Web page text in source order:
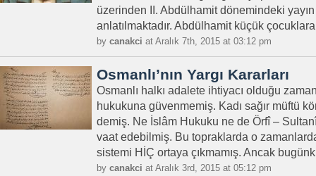
üzerinden II. Abdülhamit dönemindeki
anlatılmaktadır. Abdülhamit küçük
by canakci at Aralık 7th, 2015 at 03:12 pm
Osmanlı’nın Yargı Kararları
Osmanlı halkı adalete ihtiyacı olduğu
hukukuna güvenmemiş. Kadı sağır müftü
demiş. Ne İslâm Hukuku ne de Örfî –
vaat edebilmiş. Bu topraklarda o
sistemi HİÇ ortaya çıkmamış. Ancak
by canakci at Aralık 3rd, 2015 at 05:12 pm